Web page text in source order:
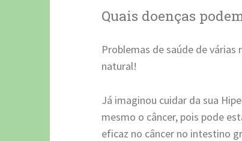
Quais doenças
Problemas de saúde de
natural!
Já imaginou cuidar da sua
mesmo o câncer, pois pode
eficaz no câncer no intestino